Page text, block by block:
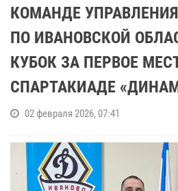
КОМАНДЕ
ПО ИВАНОВСКОЙ
КУБОК ЗА ПЕРВОЕ
СПАРТАКИАДЕ
02 февраля 2026, 07:41